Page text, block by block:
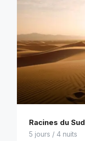
Racines du Sud
5 jours / 4 nuits